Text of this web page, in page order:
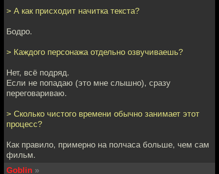
> А как присходит начитка текста?
Бодро.
> Каждого персонажа отдельно озвучиваешь?
Нет, всё подряд.
Если не попадаю (это мне слышно), сразу
переговариваю.
> Сколько чистого времени обычно занимает этот
процесс?
Как правило, примерно на полчаса больше, чем сам
фильм.
Goblin »